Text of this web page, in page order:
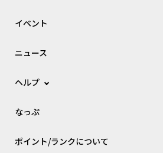
イベント
ニュース
ヘルプ
なっぷ
ポイント/ランクについて